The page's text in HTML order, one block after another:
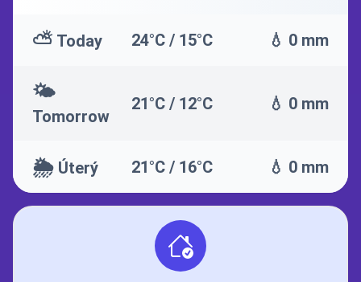
⛅ Today 24°C / 15°C 💧 0 mm
🌤️
Tomorrow
21°C / 12°C 💧 0 mm
🌦️ Úterý 21°C / 16°C 💧 0 mm